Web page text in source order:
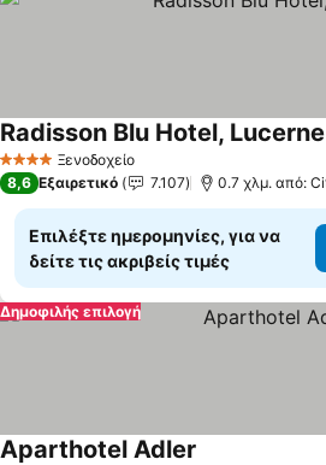
4 ΑστέριαΞενοδοχείο
Radisson Blu Hotel, Lucerne
8,6 Εξαιρετικό 7.107 0.7 χλμ. από:
Επιλέξτε ημερομηνίες, για να
δείτε τις ακριβείς τιμές
Δημοφιλής επιλογή
Aparthotel Adler